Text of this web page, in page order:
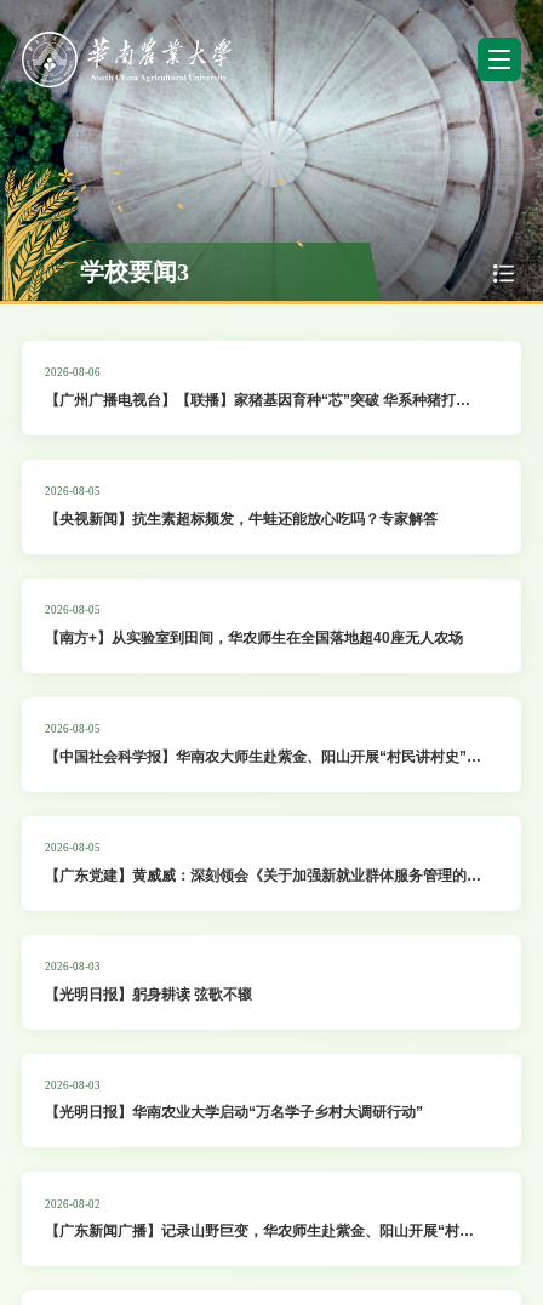
学校要闻3
2026-08-06
【广州广播电视台】【联播】家猪基因育种“芯”突破 华系种猪打破
2026-08-05
【央视新闻】抗生素超标频发，牛蛙还能放心吃吗？专家解答
2026-08-05
【南方+】从实验室到田间，华农师生在全国落地超40座无人农场
2026-08-05
【中国社会科学报】华南农大师生赴紫金、阳山开展“村民讲村史”编
2026-08-05
【广东党建】黄威威：深刻领会《关于加强新就业群体服务管理的意
2026-08-03
【光明日报】躬身耕读 弦歌不辍
2026-08-03
【光明日报】华南农业大学启动“万名学子乡村大调研行动”
2026-08-02
【广东新闻广播】记录山野巨变，华农师生赴紫金、阳山开展“村民